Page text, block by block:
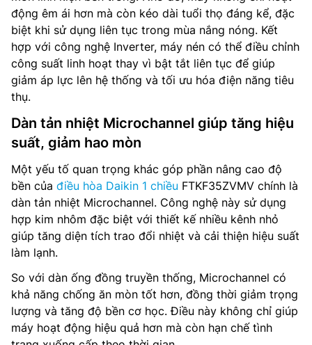
động êm ái hơn mà còn kéo dài tuổi thọ đáng kể, đặc
biệt khi sử dụng liên tục trong mùa nắng nóng. Kết
hợp với công nghệ Inverter, máy nén có thể điều chỉnh
công suất linh hoạt thay vì bật tắt liên tục để giúp
giảm áp lực lên hệ thống và tối ưu hóa điện năng tiêu
thụ.
Dàn tản nhiệt Microchannel giúp tăng hiệu
suất, giảm hao mòn
Một yếu tố quan trọng khác góp phần nâng cao độ
bền của điều hòa Daikin 1 chiều FTKF35ZVMV chính là
dàn tản nhiệt Microchannel. Công nghệ này sử dụng
hợp kim nhôm đặc biệt với thiết kế nhiều kênh nhỏ
giúp tăng diện tích trao đổi nhiệt và cải thiện hiệu suất
làm lạnh.
So với dàn ống đồng truyền thống, Microchannel có
khả năng chống ăn mòn tốt hơn, đồng thời giảm trọng
lượng và tăng độ bền cơ học. Điều này không chỉ giúp
máy hoạt động hiệu quả hơn mà còn hạn chế tình